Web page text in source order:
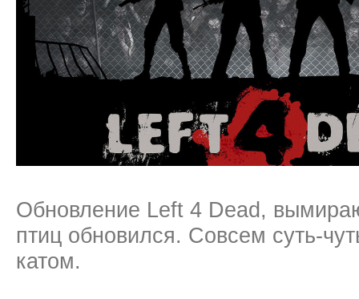
Обновление Left 4 Dead,
птиц обновился. Совсем суть-
катом.